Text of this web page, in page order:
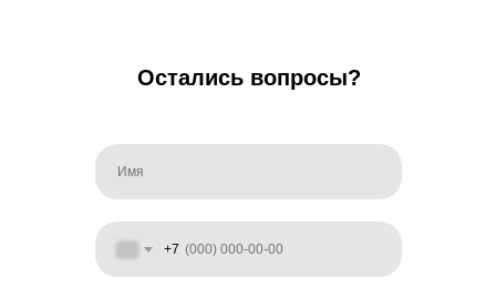
Остались вопросы?
+7